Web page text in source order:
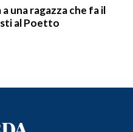
una ragazza che fa il
al Poetto